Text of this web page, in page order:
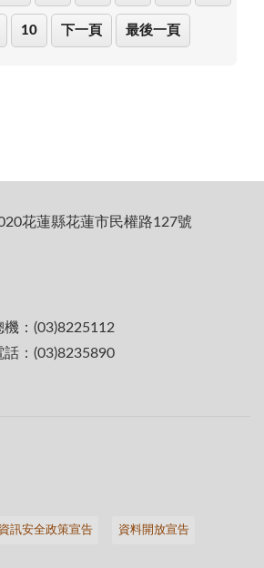
10 下一頁 最後一頁
花蓮縣花蓮市民權路127號
機：(03)8225112
話：(03)8235890
資訊安全政策宣告 資料開放宣告